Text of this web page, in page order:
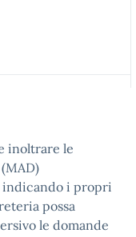
inoltrare le
indicando i propri
possa
le domande